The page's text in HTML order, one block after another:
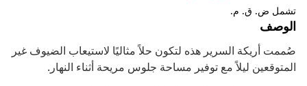
تشمل ض. ق. م.
الوصف
صُممت أريكة السرير هذه لتكون حلاً مثاليًا لاستيعاب الضيوف غير
المتوقعين ليلاً مع توفير مساحة جلوس مريحة أثناء النهار.